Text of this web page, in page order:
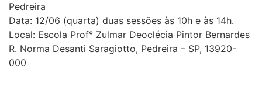
Pedreira
Data: 12/06 (quarta) duas sessões às 10h e às 14h.
Local: Escola Prof° Zulmar Deoclécia Pintor Bernardes
R. Norma Desanti Saragiotto, Pedreira – SP, 13920-
000